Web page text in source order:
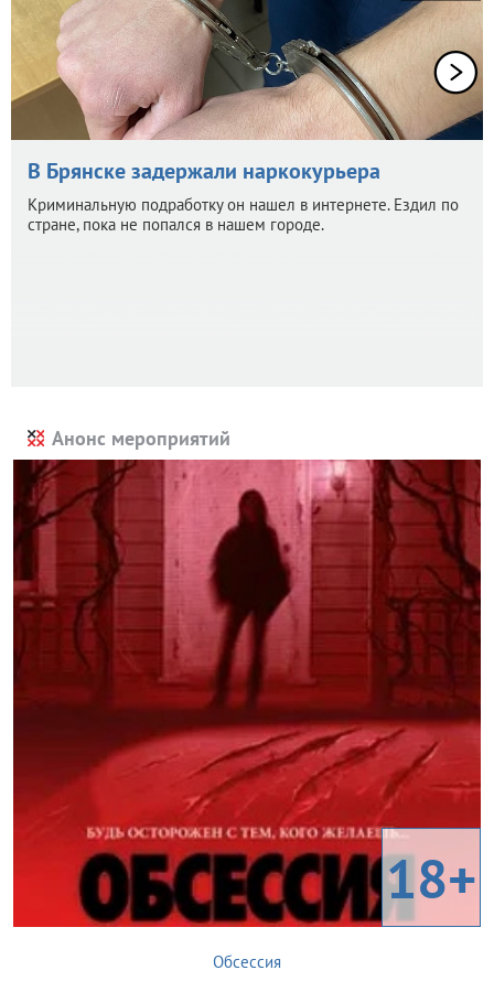
В Брянске задержали наркокурьера
Криминальную подработку он нашел в интернете. Ездил по
стране, пока не попался в нашем городе.
Анонс мероприятий
18+
Обсессия